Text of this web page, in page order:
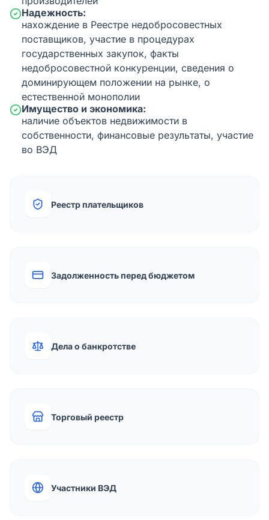
Надежность:
нахождение в Реестре недобросовестных
поставщиков, участие в процедурах
государственных закупок, факты
недобросовестной конкуренции, сведения о
доминирующем положении на рынке, о
естественной монополии
Имущество и экономика:
наличие объектов недвижимости в
собственности, финансовые результаты, участие
во ВЭД
Реестр плательщиков
Задолженность перед бюджетом
Дела о банкротстве
Торговый реестр
Участники ВЭД